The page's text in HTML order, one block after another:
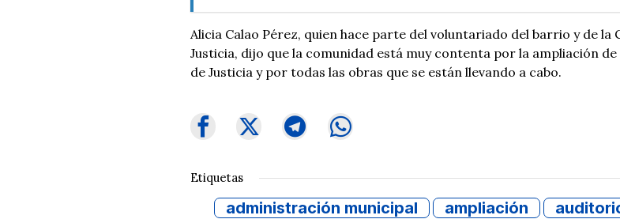
Alicia Calao Pérez, quien hace parte del voluntariado del barrio y de la
Justicia, dijo que la comunidad está muy contenta por la ampliación de
de Justicia y por todas las obras que se están llevando a cabo.
Etiquetas
administración municipal ampliación